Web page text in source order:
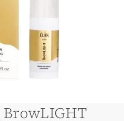
BrowLIGHT